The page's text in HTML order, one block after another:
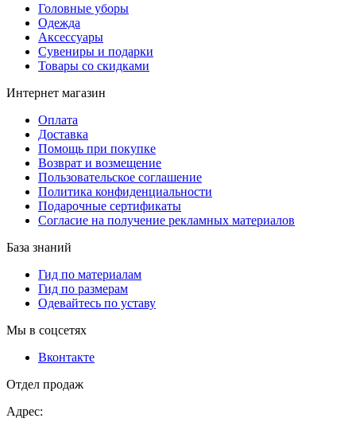
Головные уборы
Одежда
Аксессуары
Сувениры и подарки
Товары со скидками
Интернет магазин
Оплата
Доставка
Помощь при покупке
Возврат и возмещение
Пользовательское соглашение
Политика конфиденциальности
Подарочные сертификаты
Согласие на получение рекламных материалов
База знаний
Гид по материалам
Гид по размерам
Одевайтесь по уставу
Мы в соцсетях
Вконтакте
Отдел продаж
Адрес: